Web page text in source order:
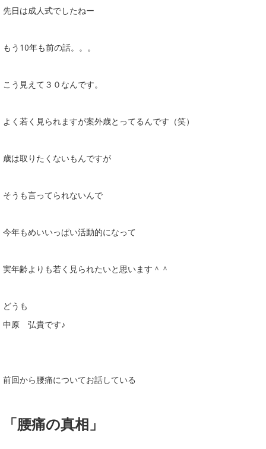
先日は成人式でしたねー
もう10年も前の話。。。
こう見えて３０なんです。
よく若く見られますが案外歳とってるんです（笑）
歳は取りたくないもんですが
そうも言ってられないんで
今年もめいいっぱい活動的になって
実年齢よりも若く見られたいと思います＾＾
どうも
中原 弘貴です♪
前回から腰痛についてお話している
「腰痛の真相」